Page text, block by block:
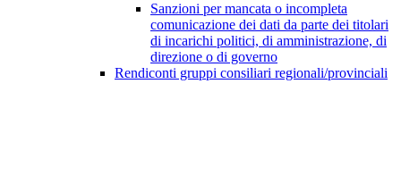
Sanzioni per mancata o incompleta
comunicazione dei dati da parte dei titolari
di incarichi politici, di amministrazione, di
direzione o di governo
Rendiconti gruppi consiliari regionali/provinciali